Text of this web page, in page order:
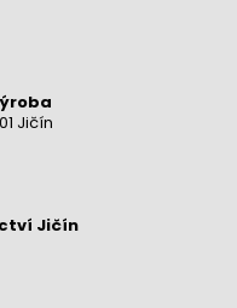
Jičín
Jičín